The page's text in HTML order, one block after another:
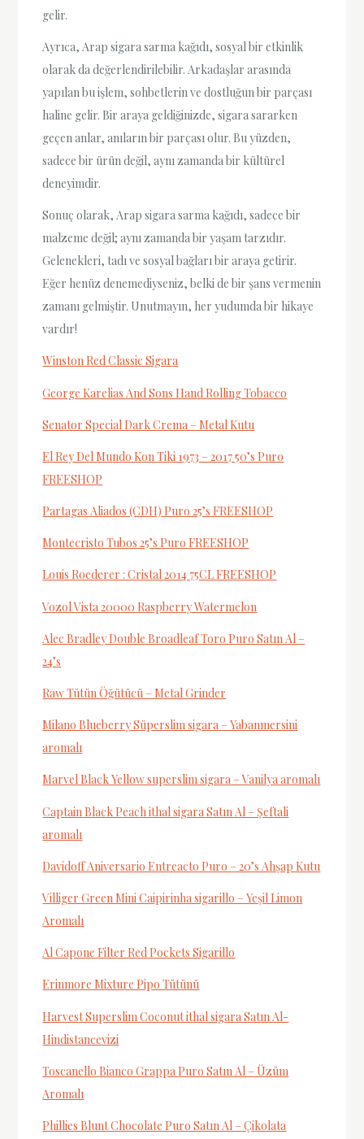
gelir.
Ayrıca, Arap sigara sarma kağıdı, sosyal bir etkinlik
olarak da değerlendirilebilir. Arkadaşlar arasında
yapılan bu işlem, sohbetlerin ve dostluğun bir parçası
haline gelir. Bir araya geldiğinizde, sigara sararken
geçen anlar, anıların bir parçası olur. Bu yüzden,
sadece bir ürün değil, aynı zamanda bir kültürel
deneyimdir.
Sonuç olarak, Arap sigara sarma kağıdı, sadece bir
malzeme değil; aynı zamanda bir yaşam tarzıdır.
Gelenekleri, tadı ve sosyal bağları bir araya getirir.
Eğer henüz denemediyseniz, belki de bir şans vermenin
zamanı gelmiştir. Unutmayın, her yudumda bir hikaye
vardır!
Winston Red Classic Sigara
George Karelias And Sons Hand Rolling Tobacco
Senator Special Dark Crema – Metal Kutu
El Rey Del Mundo Kon Tiki 1973 – 2017 50’s Puro
FREESHOP
Partagas Aliados (CDH) Puro 25’s FREESHOP
Montecristo Tubos 25’s Puro FREESHOP
Louis Roederer : Cristal 2014 75CL FREESHOP
Vozol Vista 20000 Raspberry Watermelon
Alec Bradley Double Broadleaf Toro Puro Satın Al –
24’s
Raw Tütün Öğütücü – Metal Grinder
Milano Blueberry Süperslim sigara – Yabanmersini
aromalı
Marvel Black Yellow superslim sigara – Vanilya aromalı
Captain Black Peach ithal sigara Satın Al – Şeftali
aromalı
Davidoff Aniversario Entreacto Puro – 20’s Ahşap Kutu
Villiger Green Mini Caipirinha sigarillo – Yeşil Limon
Aromalı
Al Capone Filter Red Pockets Sigarillo
Erinmore Mixture Pipo Tütünü
Harvest Superslim Coconut ithal sigara Satın Al-
Hindistancevizi
Toscanello Bianco Grappa Puro Satın Al – Üzüm
Aromalı
Phillies Blunt Chocolate Puro Satın Al – Çikolata